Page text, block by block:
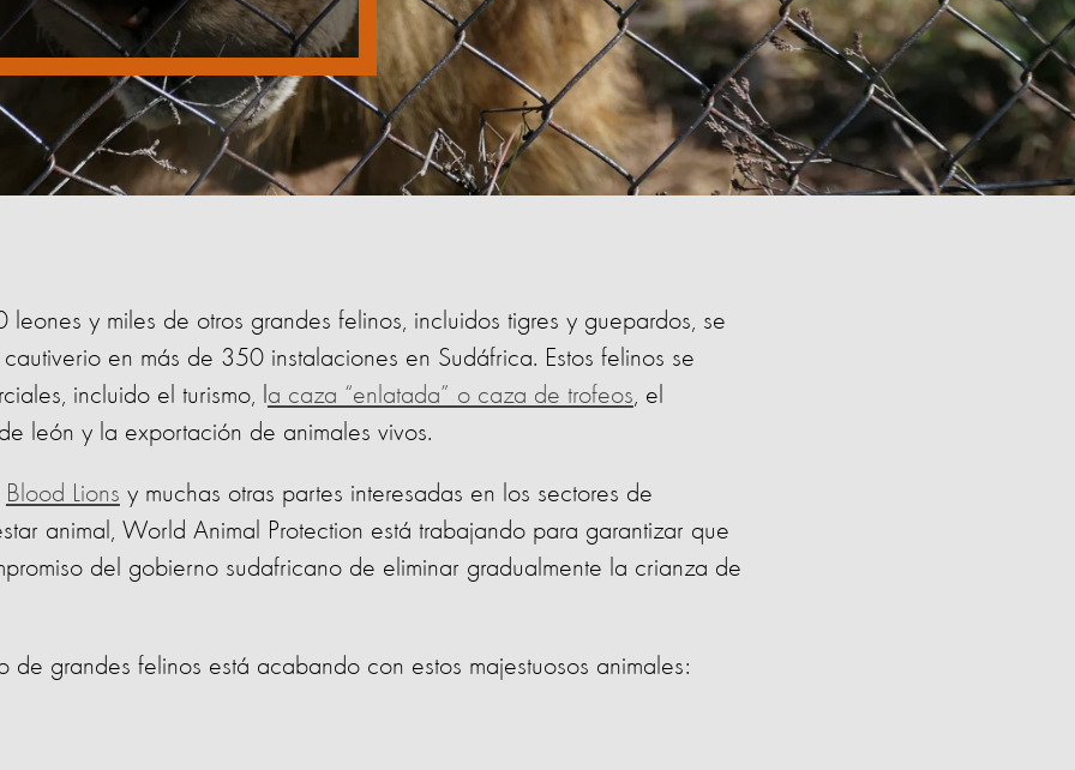
y miles de otros grandes felinos, incluidos tigres y guepardos, se
en más de 350 instalaciones en Sudáfrica. Estos felinos se
incluido el turismo, l a caza “enlatada” o caza de trofeos, el
león y la exportación de animales vivos.
Blood Lions y muchas otras partes interesadas en los sectores de
animal, World Animal Protection está trabajando para garantizar que
del gobierno sudafricano de eliminar gradualmente la crianza de
de grandes felinos está acabando con estos majestuosos animales: